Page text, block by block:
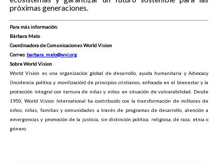
próximas generaciones.
Para más información:
Bárbara Melo
Coordinadora de Comunicaciones World Vision
Correo: barbara_melo@wvi.org
Sobre World Vision
World Vision es una organización global de desarrollo, ayuda humanitaria y Advocacy
(Incidencia política y movilización) de principios cristianos, enfocada en el bienestar y la
protección integral con ternura de niñas y niños en situación de vulnerabilidad. Desde
1950, World Vision International ha contribuido con la transformación de millones de
niños, niñas, familias y comunidades a través de programas de desarrollo, atención a
emergencias y promoción de la justicia, sin distinción política, religiosa, de raza, etnia o
género.